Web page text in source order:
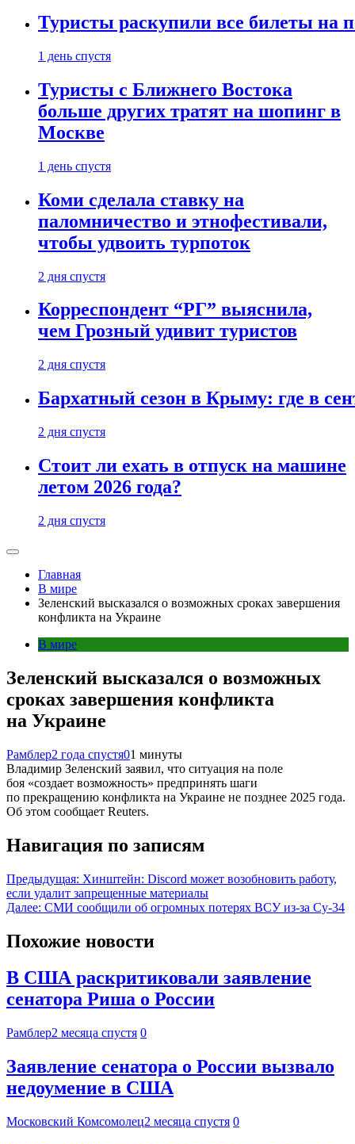
Туристы раскупили все билеты на
1 день спустя
Туристы с Ближнего Востока
больше других тратят на шопинг в
Москве
1 день спустя
Коми сделала ставку на
паломничество и этнофестивали,
чтобы удвоить турпоток
2 дня спустя
Корреспондент “РГ” выяснила,
чем Грозный удивит туристов
2 дня спустя
Бархатный сезон в Крыму: где в
2 дня спустя
Стоит ли ехать в отпуск на машине
летом 2026 года?
2 дня спустя
Главная
В мире
Зеленский высказался о возможных сроках завершения
конфликта на Украине
В мире
Зеленский высказался о возможных
сроках завершения конфликта
на Украине
Рамблер2 года спустя01 минуты
Владимир Зеленский заявил, что ситуация на поле
боя «создает возможность» предпринять шаги
по прекращению конфликта на Украине не позднее 2025 года.
Об этом сообщает Reuters.
Навигация по записям
Предыдущая: Хинштейн: Discord может возобновить работу,
если удалит запрещенные материалы
Далее: СМИ сообщили об огромных потерях ВСУ из-за Су-34
Похожие новости
В США раскритиковали заявление
сенатора Риша о России
Рамблер2 месяца спустя 0
Заявление сенатора о России вызвало
недоумение в США
Московский Комсомолец2 месяца спустя 0